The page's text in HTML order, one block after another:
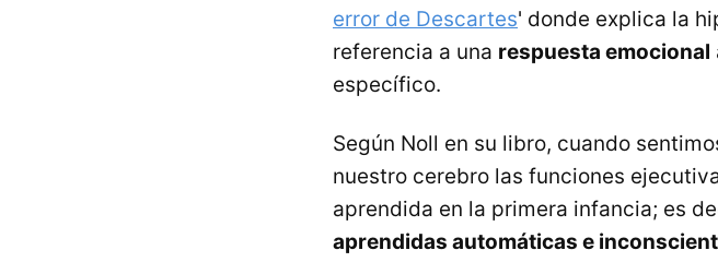
error de Descartes' donde explica la
referencia a una respuesta emocional
específico.
Según Noll en su libro, cuando
nuestro cerebro las funciones
aprendida en la primera infancia; es
aprendidas automáticas e